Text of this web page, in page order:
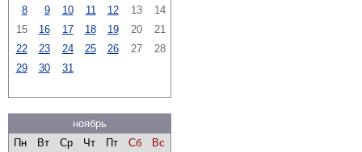
8 9 10 11 12 13
14
15
16 17 18 19 20
21
22
23 24 25 26 27
28
29
30 31
ноябрь
Пн
Вт Ср Чт Пт Сб
Вс